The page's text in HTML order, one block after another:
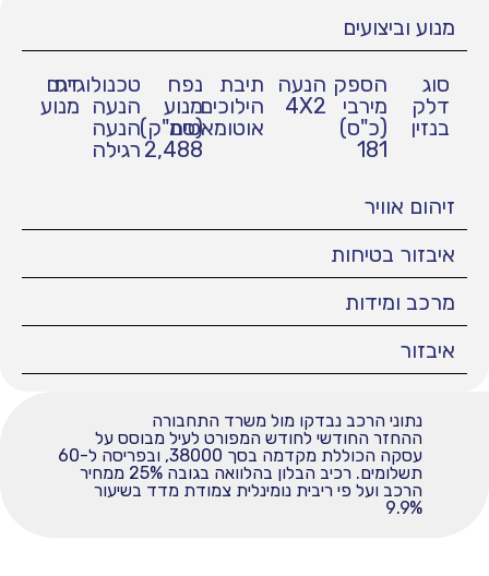
מנוע וביצועים
סוג
דלק
בנזין
הספק
מירבי
(כ"ס)
181
הנעה
4X2
תיבת
הילוכים
אוטומאטית
נפח
מנוע
(סמ"ק)
2,488
טכנולוגיית
הנעה
הנעה
רגילה
דגם
מנוע
זיהום אוויר
איבזור בטיחות
מרכב ומידות
איבזור
נתוני הרכב נבדקו מול משרד התחבורה
ההחזר החודשי לחודש המפורט לעיל מבוסס על
עסקה הכוללת מקדמה בסך 38000, ובפריסה ל-60
תשלומים. רכיב הבלון בהלוואה בגובה 25% ממחיר
הרכב ועל פי ריבית נומינלית צמודת מדד בשיעור
9.9%